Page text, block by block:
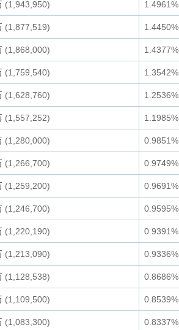
(1,943,950) 1.4961%
(1,877,519) 1.4450%
(1,868,000) 1.4377%
(1,759,540) 1.3542%
(1,628,760) 1.2536%
(1,557,252) 1.1985%
(1,280,000) 0.9851%
(1,266,700) 0.9749%
(1,259,200) 0.9691%
(1,246,700) 0.9595%
(1,220,190) 0.9391%
(1,213,090) 0.9336%
(1,128,538) 0.8686%
(1,109,500) 0.8539%
(1,083,300) 0.8337%